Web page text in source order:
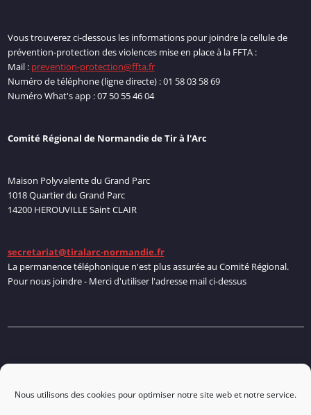
Nous utilisons des cookies pour optimiser notre site web et notre service.
Vous trouverez ci-dessous les informations pour joindre la cellule de
prévention-protection des violences mise en place à la FFTA :
Mail : prevention-protection@ffta.fr
Numéro de téléphone (ligne directe) : 01 58 03 58 69
Numéro What's app : 07 50 55 46 04
Comité Régional de Normandie de Tir à l'Arc
Maison Polyvalente du Grand Parc
1018 Quartier du Grand Parc
14200 HEROUVILLE Saint CLAIR
secretariat@tiralarc-normandie.fr
La permanence téléphonique n'est plus assurée au Comité Régional.
Pour nous joindre - Merci d'utiliser l'adresse mail ci-dessus